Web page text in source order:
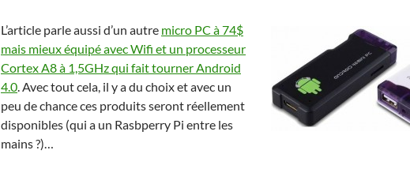
L’article parle aussi d’un autre micro PC à 74$
mais mieux équipé avec Wifi et un processeur
Cortex A8 à 1,5GHz qui fait tourner Android
4.0. Avec tout cela, il y a du choix et avec un
peu de chance ces produits seront réellement
disponibles (qui a un Rasbperry Pi entre les
mains ?)…